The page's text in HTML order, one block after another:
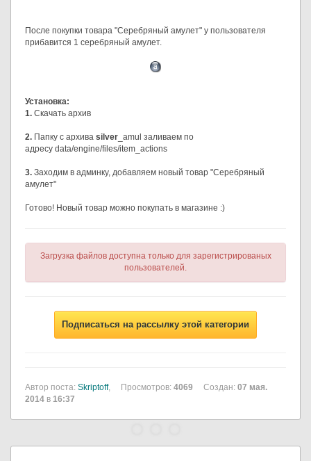
После покупки товара "Серебряный амулет" у пользователя
прибавится 1 серебряный амулет.
Установка:
1. Скачать архив
2. Папку с архива silver _amul заливаем по
адресу data/engine/files/item_actions
3. Заходим в админку, добавляем новый товар "Серебряный
амулет"
Готово! Новый товар можно покупать в магазине :)
Загрузка файлов доступна только для зарегистрированых
пользователей.
Подписаться на рассылку этой категории
Автор поста: Skriptoff, Просмотров: 4069 Создан: 07 мая.
2014 в 16:37